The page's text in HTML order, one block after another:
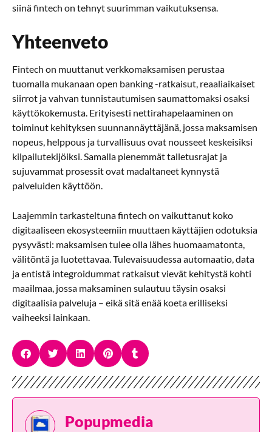
siinä fintech on tehnyt suurimman vaikutuksensa.
Yhteenveto
Fintech on muuttanut verkkomaksamisen perustaa
tuomalla mukanaan open banking -ratkaisut, reaaliaikaiset
siirrot ja vahvan tunnistautumisen saumattomaksi osaksi
käyttökokemusta. Erityisesti nettirahapelaaminen on
toiminut kehityksen suunnannäyttäjänä, jossa maksamisen
nopeus, helppous ja turvallisuus ovat nousseet keskeisiksi
kilpailutekijöiksi. Samalla pienemmät talletusrajat ja
sujuvammat prosessit ovat madaltaneet kynnystä
palveluiden käyttöön.
Laajemmin tarkasteltuna fintech on vaikuttanut koko
digitaaliseen ekosysteemiin muuttaen käyttäjien odotuksia
pysyvästi: maksamisen tulee olla lähes huomaamatonta,
välitöntä ja luotettavaa. Tulevaisuudessa automaatio, data
ja entistä integroidummat ratkaisut vievät kehitystä kohti
maailmaa, jossa maksaminen sulautuu täysin osaksi
digitaalisia palveluja – eikä sitä enää koeta erilliseksi
vaiheeksi lainkaan.
Popupmedia